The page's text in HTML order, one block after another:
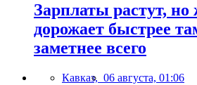
Зарплаты растут, но
дорожает быстрее
заметнее всего
Кавказ, 06 августа, 01:06